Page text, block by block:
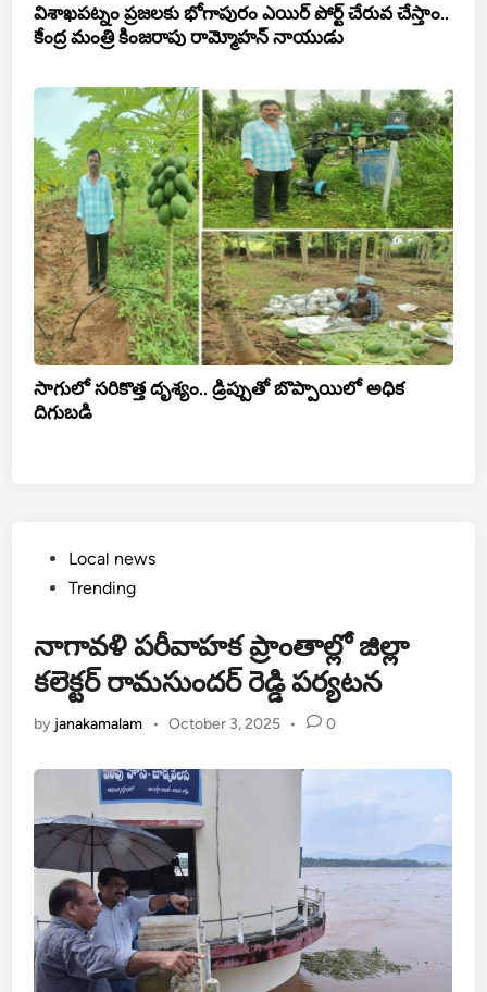
విశాఖపట్నం ప్రజలకు భోగాపురం ఎయిర్ పోర్ట్ చేరువ చేస్తాం..
కేంద్ర మంత్రి కింజరాపు రామ్మోహన్ నాయుడు
సాగులో సరికొత్త దృశ్యం.. డ్రిప్పుతో బొప్పాయిలో అధిక
దిగుబడి
PostedLocal news
Trending
నాగావళి పరీవాహక ప్రాంతాల్లో జిల్లా
కలెక్టర్ రామసుందర్ రెడ్డి పర్యటన
by janakamalam • October 3, 2025 • 0